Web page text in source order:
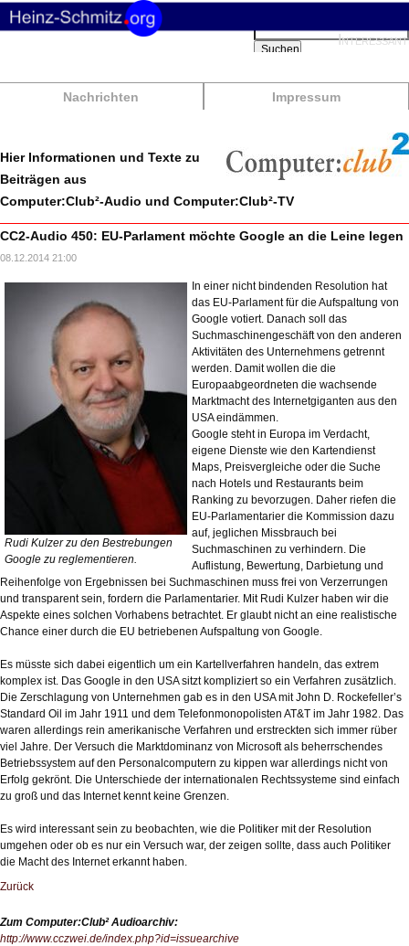
Nachrichten Impressum
Suchbegriffe
Suchen
Hier Informationen und Texte zu
Beiträgen aus
Computer:Club²-Audio und Computer:Club²-TV
CC2-Audio 450: EU-Parlament möchte Google an die Leine legen
08.12.2014 21:00
Rudi Kulzer zu den Bestrebungen
Google zu reglementieren.
In einer nicht bindenden Resolution hat
das EU-Parlament für die Aufspaltung von
Google votiert. Danach soll das
Suchmaschinengeschäft von den anderen
Aktivitäten des Unternehmens getrennt
werden. Damit wollen die die
Europaabgeordneten die wachsende
Marktmacht des Internetgiganten aus den
USA eindämmen.
Google steht in Europa im Verdacht,
eigene Dienste wie den Kartendienst
Maps, Preisvergleiche oder die Suche
nach Hotels und Restaurants beim
Ranking zu bevorzugen. Daher riefen die
EU-Parlamentarier die Kommission dazu
auf, jeglichen Missbrauch bei
Suchmaschinen zu verhindern. Die
Auflistung, Bewertung, Darbietung und
Reihenfolge von Ergebnissen bei Suchmaschinen muss frei von Verzerrungen
und transparent sein, fordern die Parlamentarier. Mit Rudi Kulzer haben wir die
Aspekte eines solchen Vorhabens betrachtet. Er glaubt nicht an eine realistische
Chance einer durch die EU betriebenen Aufspaltung von Google.
Es müsste sich dabei eigentlich um ein Kartellverfahren handeln, das extrem
komplex ist. Das Google in den USA sitzt kompliziert so ein Verfahren zusätzlich.
Die Zerschlagung von Unternehmen gab es in den USA mit John D. Rockefeller’s
Standard Oil im Jahr 1911 und dem Telefonmonopolisten AT&T im Jahr 1982. Das
waren allerdings rein amerikanische Verfahren und erstreckten sich immer rüber
viel Jahre. Der Versuch die Marktdominanz von Microsoft als beherrschendes
Betriebssystem auf den Personalcomputern zu kippen war allerdings nicht von
Erfolg gekrönt. Die Unterschiede der internationalen Rechtssysteme sind einfach
zu groß und das Internet kennt keine Grenzen.
Es wird interessant sein zu beobachten, wie die Politiker mit der Resolution
umgehen oder ob es nur ein Versuch war, der zeigen sollte, dass auch Politiker
die Macht des Internet erkannt haben.
Zurück
Zum Computer:Club² Audioarchiv:
http://www.cczwei.de/index.php?id=issuearchive